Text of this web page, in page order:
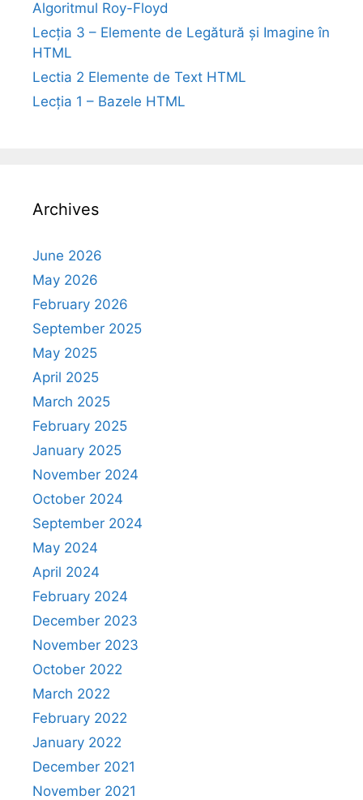
Algoritmul Roy-Floyd
Lecția 3 – Elemente de Legătură și Imagine în
HTML
Lectia 2 Elemente de Text HTML
Lecția 1 – Bazele HTML
Archives
June 2026
May 2026
February 2026
September 2025
May 2025
April 2025
March 2025
February 2025
January 2025
November 2024
October 2024
September 2024
May 2024
April 2024
February 2024
December 2023
November 2023
October 2022
March 2022
February 2022
January 2022
December 2021
November 2021